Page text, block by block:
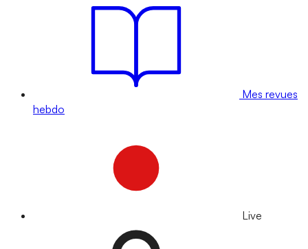
Mes revues
hebdo
Live